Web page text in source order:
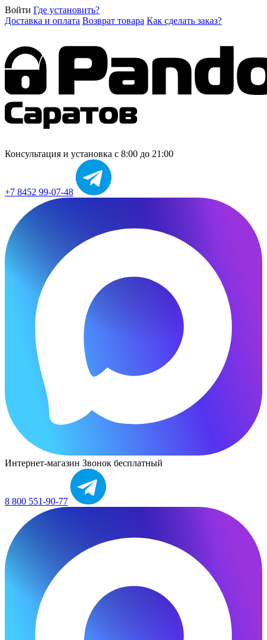
Войти Где установить?
Доставка и оплата Возврат товара Как сделать заказ?
Консультация и установка с 8:00 до 21:00
+7 8452 99-07-48
Интернет-магазин Звонок бесплатный
8 800 551-90-77